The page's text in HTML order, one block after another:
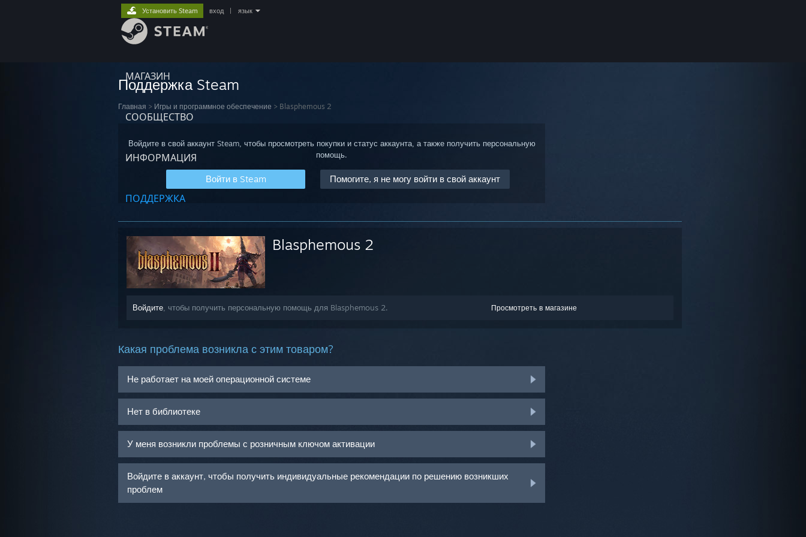
МАГАЗИН
СООБЩЕСТВО
ИНФОРМАЦИЯ
ПОДДЕРЖКА
Установить Steam вход язык
Поддержка Steam
Главная > Игры и программное обеспечение > Blasphemous 2
Войдите в свой аккаунт Steam, чтобы просмотреть покупки и статус аккаунта, а также получить персональную
помощь.
Войти в Steam Помогите, я не могу войти в свой аккаунт
Blasphemous 2
Просмотреть в магазине
Войдите , чтобы получить персональную помощь для Blasphemous 2.
Какая проблема возникла с этим товаром?
Не работает на моей операционной системе
Нет в библиотеке
У меня возникли проблемы с розничным ключом активации
Войдите в аккаунт, чтобы получить индивидуальные рекомендации по решению возникших
проблем